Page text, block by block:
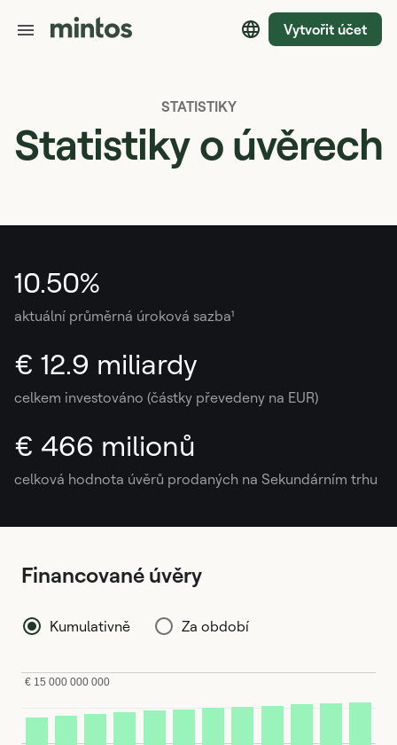
Vytvořit účet
STATISTIKY
Statistiky o úvěrech
10.50%
aktuální průměrná úroková sazba¹
€ 12.9 miliardy
celkem investováno (částky převedeny na EUR)
€ 466 milionů
celková hodnota úvěrů prodaných na Sekundárním trhu
Financované úvěry
Kumulativně Za období
€ 15 000 000 000